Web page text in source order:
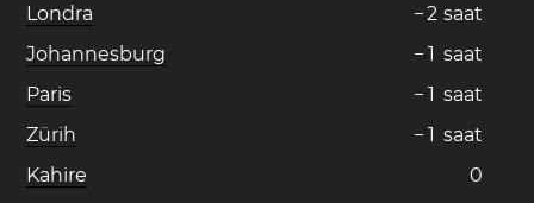
Londra
−2 saat
Johannesburg
− 1 saat
Paris
− 1 saat
Zürih
− 1 saat
Kahire
0